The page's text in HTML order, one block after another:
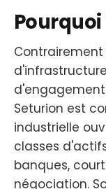
Seturion est
industrielle
classes
banques,
négociation.